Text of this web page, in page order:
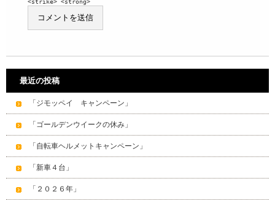
<strike> <strong>
最近の投稿
「ジモッペイ キャンペーン」
「ゴールデンウイークの休み」
「自転車ヘルメットキャンペーン」
「新車４台」
「２０２６年」